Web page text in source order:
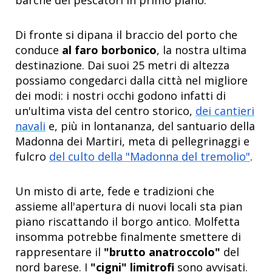
Di fronte si dipana il braccio del porto che
conduce al faro borbonico, la nostra ultima
destinazione. Dai suoi 25 metri di altezza
possiamo congedarci dalla città nel migliore
dei modi: i nostri occhi godono infatti di
un'ultima vista del centro storico, dei cantieri
navali e, più in lontananza, del santuario della
Madonna dei Martiri, meta di pellegrinaggi e
fulcro del culto della "Madonna del tremolio".
Un misto di arte, fede e tradizioni che
assieme all'apertura di nuovi locali sta pian
piano riscattando il borgo antico. Molfetta
insomma potrebbe finalmente smettere di
rappresentare il "brutto anatroccolo" del
nord barese. I "cigni" limitrofi sono avvisati.